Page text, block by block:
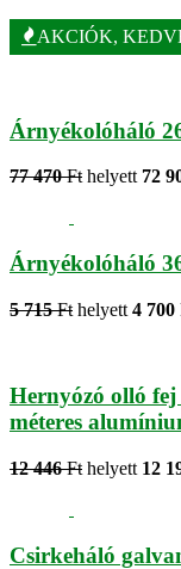
AKCIÓK,
Árnyékolóháló
77 470 Ft helyett 72
Árnyékolóháló
5 715 Ft helyett 4 700
Hernyózó olló
méteres
12 446 Ft helyett 12
Csirkeháló